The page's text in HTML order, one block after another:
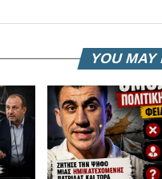
YOU